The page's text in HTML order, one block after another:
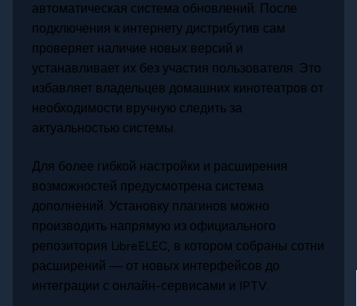
автоматическая система обновлений. После
подключения к интернету дистрибутив сам
проверяет наличие новых версий и
устанавливает их без участия пользователя. Это
избавляет владельцев домашних кинотеатров от
необходимости вручную следить за
актуальностью системы.
Для более гибкой настройки и расширения
возможностей предусмотрена система
дополнений. Установку плагинов можно
производить напрямую из официального
репозитория LibreELEC, в котором собраны сотни
расширений — от новых интерфейсов до
интеграции с онлайн-сервисами и IPTV.